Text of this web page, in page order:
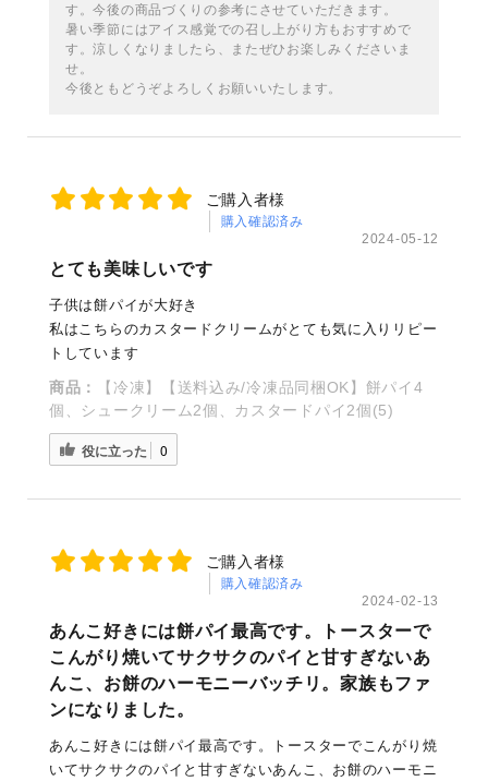
す。今後の商品づくりの参考にさせていただきます。
暑い季節にはアイス感覚での召し上がり方もおすすめで
す。涼しくなりましたら、またぜひお楽しみくださいま
せ。
今後ともどうぞよろしくお願いいたします。
ご購入者様
購入確認済み
2024-05-12
とても美味しいです
子供は餅パイが大好き
私はこちらのカスタードクリームがとても気に入りリピー
トしています
商品：
【冷凍】【送料込み/冷凍品同梱OK】餅パイ4
個、シュークリーム2個、カスタードパイ2個(5)
役に立った 0
ご購入者様
購入確認済み
2024-02-13
あんこ好きには餅パイ最高です。トースターで
こんがり焼いてサクサクのパイと甘すぎないあ
んこ、お餅のハーモニーバッチリ。家族もファ
ンになりました。
あんこ好きには餅パイ最高です。トースターでこんがり焼
いてサクサクのパイと甘すぎないあんこ、お餅のハーモニ